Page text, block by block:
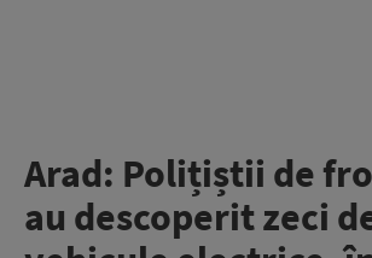
Arad: Polițiștii de
au descoperit zeci